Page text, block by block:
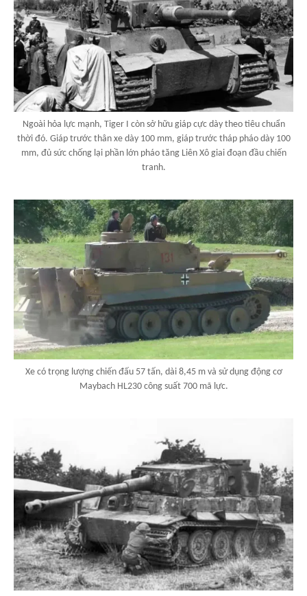
Ngoài hỏa lực mạnh, Tiger I còn sở hữu giáp cực dày theo tiêu chuẩn
thời đó. Giáp trước thân xe dày 100 mm, giáp trước tháp pháo dày 100
mm, đủ sức chống lại phần lớn pháo tăng Liên Xô giai đoạn đầu chiến
tranh.
Xe có trọng lượng chiến đấu 57 tấn, dài 8,45 m và sử dụng động cơ
Maybach HL230 công suất 700 mã lực.